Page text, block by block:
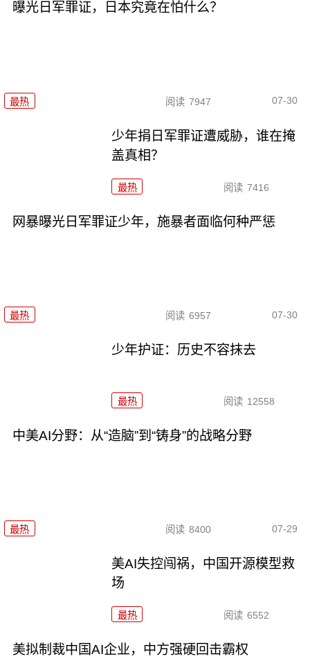
曝光日军罪证，日本究竟在怕什么？
最热 阅读 7947 07-30
少年捐日军罪证遭威胁，谁在掩
盖真相？
最热 阅读 7416
网暴曝光日军罪证少年，施暴者面临何种严惩
最热 阅读 6957 07-30
少年护证：历史不容抹去
最热 阅读 12558
中美AI分野：从“造脑”到“铸身”的战略分野
最热 阅读 8400 07-29
美AI失控闯祸，中国开源模型救
场
最热 阅读 6552
美拟制裁中国AI企业，中方强硬回击霸权